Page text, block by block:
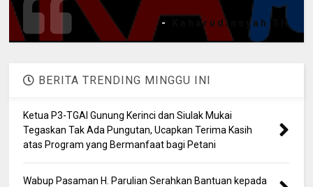
- Kaharudinsyah SH
BERITA TRENDING MINGGU INI
Ketua P3-TGAI Gunung Kerinci dan Siulak Mukai
Tegaskan Tak Ada Pungutan, Ucapkan Terima Kasih
atas Program yang Bermanfaat bagi Petani
Wabup Pasaman H. Parulian Serahkan Bantuan kepada